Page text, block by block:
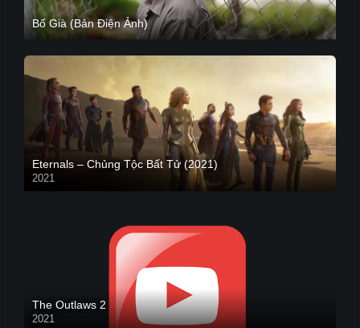
Bố Già (Bản Điện Ảnh)
Eternals – Chủng Tộc Bất Tử (2021)
2021
Trailer
The Outlaws 2
2021